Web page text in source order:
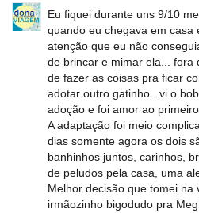
Eu fiquei durante uns 9/10
quando eu chegava em casa
atenção que eu não
de brincar e mimar ela... fora
de fazer as coisas pra ficar
adotar outro gatinho.. vi o
adoção e foi amor ao
A adaptação foi meio
dias somente agora os dois
banhinhos juntos, carinhos,
de peludos pela casa, uma
Melhor decisão que tomei na
irmãozinho bigodudo pra